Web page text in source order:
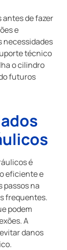
de fazer
e
necessidades
técnico
o cilindro
futuros
é
eficiente e
passos na
frequentes.
podem
A
danos